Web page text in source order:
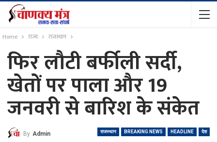
Home राज्य राजस्थान
फिर लौटी बर्फीली सर्दी,
खेतों पर पाला और 19
जनवरी से बारिश के संकेत
राजस्थान BREAKING NEWS HEADLINE देश
By Admin